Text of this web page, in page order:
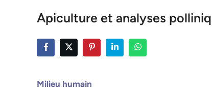
Apiculture et analyses
Milieu humain